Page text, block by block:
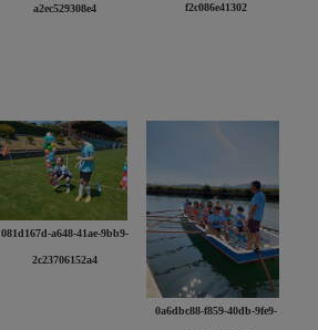
a2ec529308e4 f2c086e41302
081d167d-a648-41ae-9bb9-
2c23706152a4
0a6dbc88-f859-40db-9fe9-